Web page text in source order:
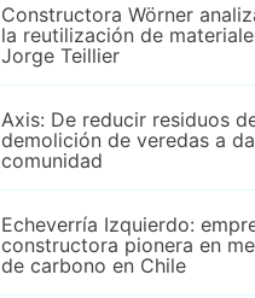
Constructora Wörner
la reutilización de
Jorge Teillier
Axis: De reducir residuos
demolición de veredas a
comunidad
Echeverría Izquierdo:
constructora pionera en
de carbono en Chile